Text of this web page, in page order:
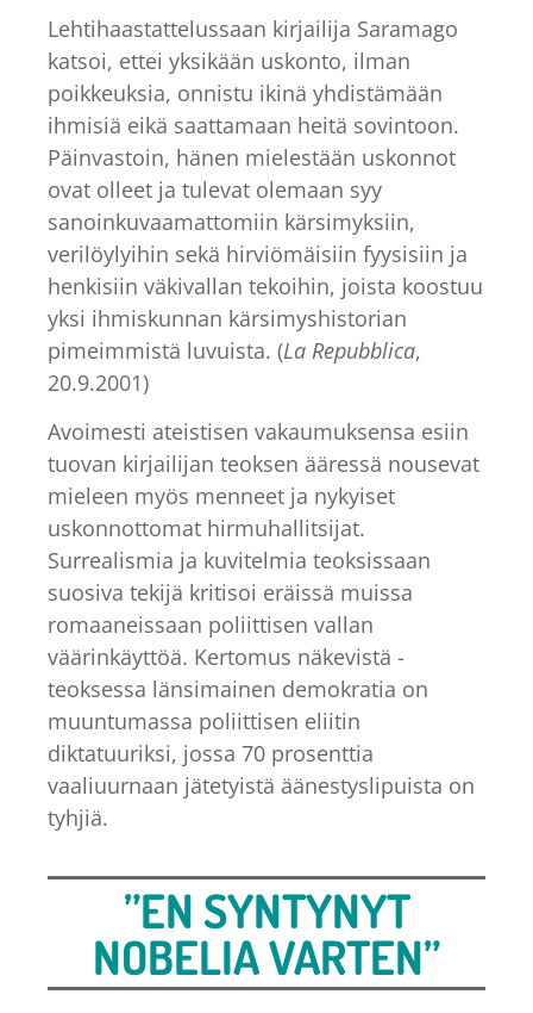
Lehtihaastattelussaan kirjailija Saramago
katsoi, ettei yksikään uskonto, ilman
poikkeuksia, onnistu ikinä yhdistämään
ihmisiä eikä saattamaan heitä sovintoon.
Päinvastoin, hänen mielestään uskonnot
ovat olleet ja tulevat olemaan syy
sanoinkuvaamattomiin kärsimyksiin,
verilöylyihin sekä hirviömäisiin fyysisiin ja
henkisiin väkivallan tekoihin, joista koostuu
yksi ihmiskunnan kärsimyshistorian
pimeimmistä luvuista. (La Repubblica,
20.9.2001)
Avoimesti ateistisen vakaumuksensa esiin
tuovan kirjailijan teoksen ääressä nousevat
mieleen myös menneet ja nykyiset
uskonnottomat hirmuhallitsijat.
Surrealismia ja kuvitelmia teoksissaan
suosiva tekijä kritisoi eräissä muissa
romaaneissaan poliittisen vallan
väärinkäyttöä. Kertomus näkevistä -
teoksessa länsimainen demokratia on
muuntumassa poliittisen eliitin
diktatuuriksi, jossa 70 prosenttia
vaaliuurnaan jätetyistä äänestyslipuista on
tyhjiä.
”EN SYNTYNYT
NOBELIA VARTEN”